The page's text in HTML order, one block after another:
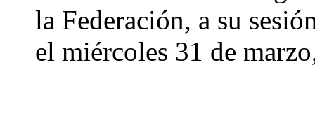
la Federación, a su
el miércoles 31 de